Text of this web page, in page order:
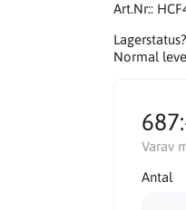
Art.Nr::
Normal
Varav
Antal